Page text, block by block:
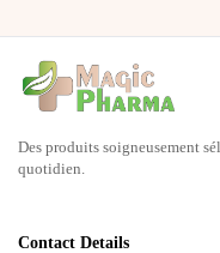
Des produits soigneusement
quotidien.
Contact Details